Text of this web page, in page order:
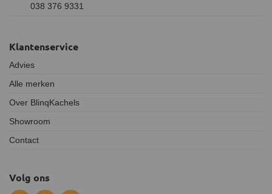
038 376 9331
Klantenservice
Advies
Alle merken
Over BlinqKachels
Showroom
Contact
Volg ons